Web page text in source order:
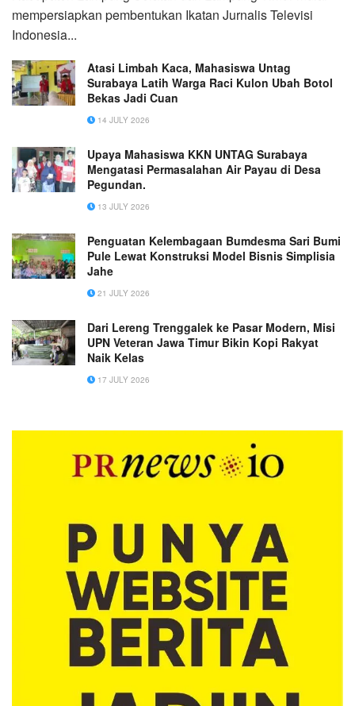
mempersiapkan pembentukan Ikatan Jurnalis Televisi
Indonesia...
Atasi Limbah Kaca, Mahasiswa Untag
Surabaya Latih Warga Raci Kulon Ubah Botol
Bekas Jadi Cuan
14 JULY 2026
Upaya Mahasiswa KKN UNTAG Surabaya
Mengatasi Permasalahan Air Payau di Desa
Pegundan.
13 JULY 2026
Penguatan Kelembagaan Bumdesma Sari Bumi
Pule Lewat Konstruksi Model Bisnis Simplisia
Jahe
21 JULY 2026
Dari Lereng Trenggalek ke Pasar Modern, Misi
UPN Veteran Jawa Timur Bikin Kopi Rakyat
Naik Kelas
17 JULY 2026